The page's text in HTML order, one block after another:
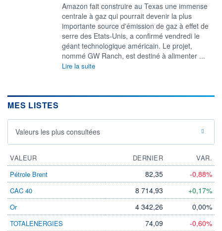
Amazon fait construire au Texas une immense
centrale à gaz qui pourrait devenir la plus
importante source d'émission de gaz à effet de
serre des Etats-Unis, a confirmé vendredi le
géant technologique américain. Le projet,
nommé GW Ranch, est destiné à alimenter ...
Lire la suite
MES LISTES
Valeurs les plus consultées
VALEUR DERNIER
VAR.
Pétrole Brent
82,35 -0,88%
CAC 40 8 714,93 +0,17%
Or 4 342,26 0,00%
TOTALENERGIES 74,09 -0,60%